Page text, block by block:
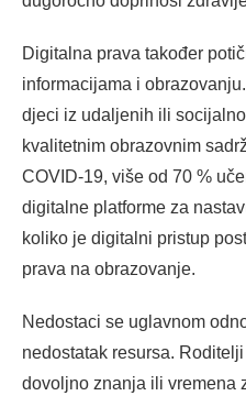
Digitalna prava također
informacijama i
djeci iz udaljenih ili
kvalitetnim obrazovnim
COVID-19, više od 70 %
digitalne platforme za
koliko je digitalni pristup
prava na obrazovanje.
Nedostaci se uglavnom
nedostatak resursa.
dovoljno znanja ili vremena